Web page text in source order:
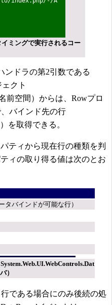
ミングで実行されるコー
ンドラの第2引数である
クト
名前空間）からは、Rowプロ
バインド先の行
を取得できる。
ティから現在行の種類を判
ィの取り得る値は次のとお
タバインドが可能な行）
）
である場合にのみ後続の処